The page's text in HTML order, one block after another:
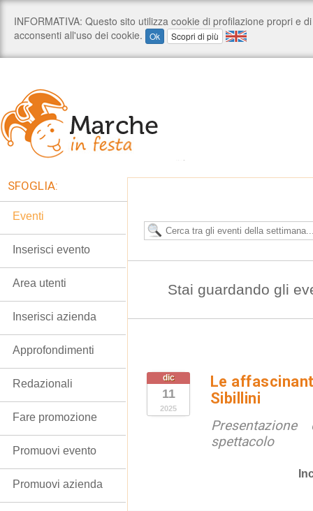
Stai guardando gli
dic
11
2025
Le
Sibillini
spettacolo
SFOGLIA:
Eventi
Inserisci evento
Area utenti
Inserisci azienda
Approfondimenti
Redazionali
Fare promozione
Promuovi evento
Promuovi azienda